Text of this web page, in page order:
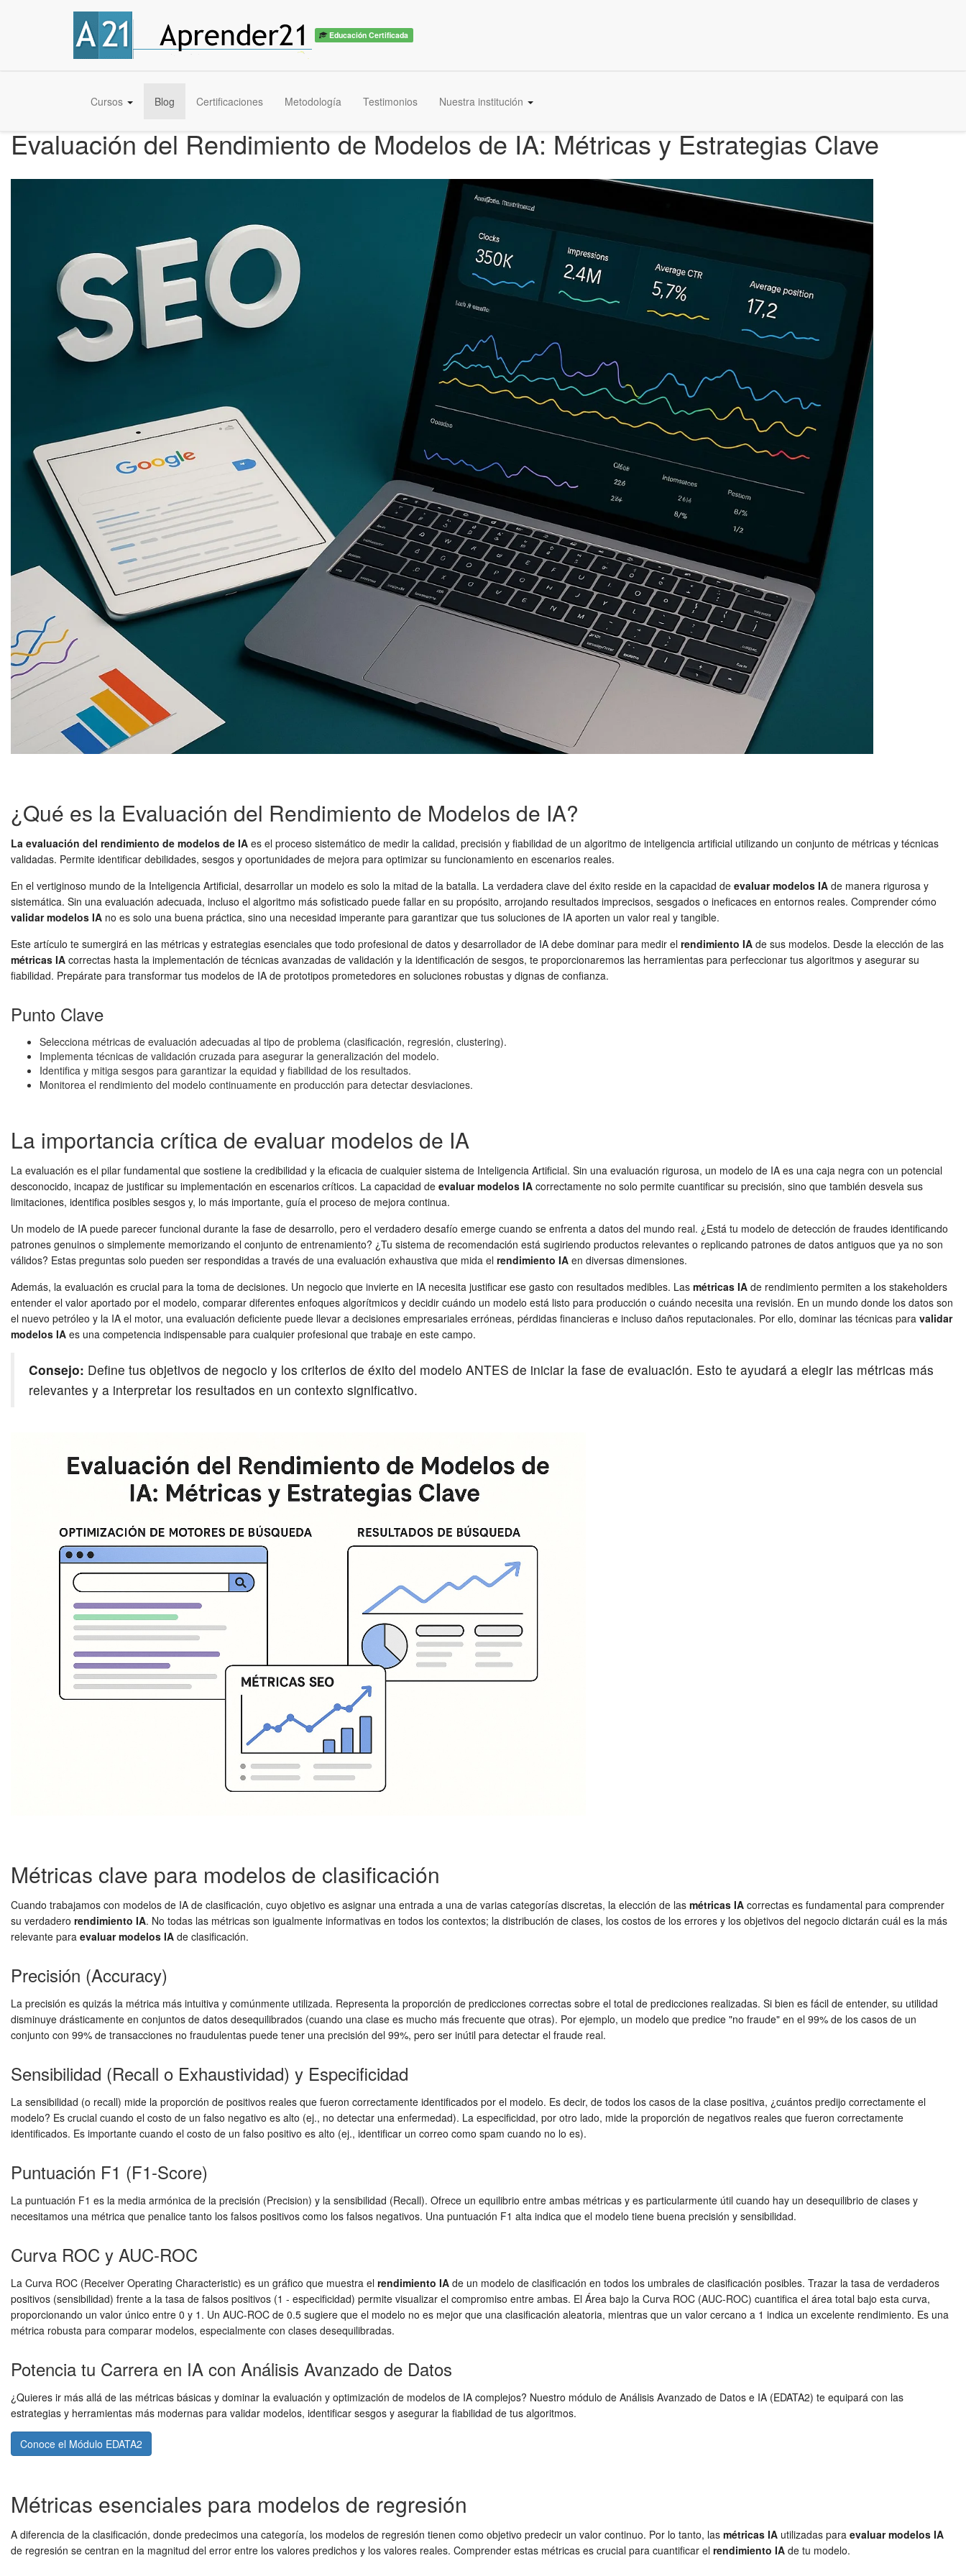
Educación Certificada
Cursos Blog Certificaciones Metodología Testimonios Nuestra institución
Evaluación del Rendimiento de Modelos de IA: Métricas y Estrategias Clave
¿Qué es la Evaluación del Rendimiento de Modelos de IA?
La evaluación del rendimiento de modelos de IA es el proceso sistemático de medir la calidad, precisión y fiabilidad de un algoritmo de inteligencia artificial utilizando un conjunto de métricas y técnicas
validadas. Permite identificar debilidades, sesgos y oportunidades de mejora para optimizar su funcionamiento en escenarios reales.
En el vertiginoso mundo de la Inteligencia Artificial, desarrollar un modelo es solo la mitad de la batalla. La verdadera clave del éxito reside en la capacidad de evaluar modelos IA de manera rigurosa y
sistemática. Sin una evaluación adecuada, incluso el algoritmo más sofisticado puede fallar en su propósito, arrojando resultados imprecisos, sesgados o ineficaces en entornos reales. Comprender cómo
validar modelos IA no es solo una buena práctica, sino una necesidad imperante para garantizar que tus soluciones de IA aporten un valor real y tangible.
Este artículo te sumergirá en las métricas y estrategias esenciales que todo profesional de datos y desarrollador de IA debe dominar para medir el rendimiento IA de sus modelos. Desde la elección de las
métricas IA correctas hasta la implementación de técnicas avanzadas de validación y la identificación de sesgos, te proporcionaremos las herramientas para perfeccionar tus algoritmos y asegurar su
fiabilidad. Prepárate para transformar tus modelos de IA de prototipos prometedores en soluciones robustas y dignas de confianza.
Punto Clave
Selecciona métricas de evaluación adecuadas al tipo de problema (clasificación, regresión, clustering).
Implementa técnicas de validación cruzada para asegurar la generalización del modelo.
Identifica y mitiga sesgos para garantizar la equidad y fiabilidad de los resultados.
Monitorea el rendimiento del modelo continuamente en producción para detectar desviaciones.
La importancia crítica de evaluar modelos de IA
La evaluación es el pilar fundamental que sostiene la credibilidad y la eficacia de cualquier sistema de Inteligencia Artificial. Sin una evaluación rigurosa, un modelo de IA es una caja negra con un potencial
desconocido, incapaz de justificar su implementación en escenarios críticos. La capacidad de evaluar modelos IA correctamente no solo permite cuantificar su precisión, sino que también desvela sus
limitaciones, identifica posibles sesgos y, lo más importante, guía el proceso de mejora continua.
Un modelo de IA puede parecer funcional durante la fase de desarrollo, pero el verdadero desafío emerge cuando se enfrenta a datos del mundo real. ¿Está tu modelo de detección de fraudes identificando
patrones genuinos o simplemente memorizando el conjunto de entrenamiento? ¿Tu sistema de recomendación está sugiriendo productos relevantes o replicando patrones de datos antiguos que ya no son
válidos? Estas preguntas solo pueden ser respondidas a través de una evaluación exhaustiva que mida el rendimiento IA en diversas dimensiones.
Además, la evaluación es crucial para la toma de decisiones. Un negocio que invierte en IA necesita justificar ese gasto con resultados medibles. Las métricas IA de rendimiento permiten a los stakeholders
entender el valor aportado por el modelo, comparar diferentes enfoques algorítmicos y decidir cuándo un modelo está listo para producción o cuándo necesita una revisión. En un mundo donde los datos son
el nuevo petróleo y la IA el motor, una evaluación deficiente puede llevar a decisiones empresariales erróneas, pérdidas financieras e incluso daños reputacionales. Por ello, dominar las técnicas para validar
modelos IA es una competencia indispensable para cualquier profesional que trabaje en este campo.
Consejo: Define tus objetivos de negocio y los criterios de éxito del modelo ANTES de iniciar la fase de evaluación. Esto te ayudará a elegir las métricas más
relevantes y a interpretar los resultados en un contexto significativo.
Métricas clave para modelos de clasificación
Cuando trabajamos con modelos de IA de clasificación, cuyo objetivo es asignar una entrada a una de varias categorías discretas, la elección de las métricas IA correctas es fundamental para comprender
su verdadero rendimiento IA. No todas las métricas son igualmente informativas en todos los contextos; la distribución de clases, los costos de los errores y los objetivos del negocio dictarán cuál es la más
relevante para evaluar modelos IA de clasificación.
Precisión (Accuracy)
La precisión es quizás la métrica más intuitiva y comúnmente utilizada. Representa la proporción de predicciones correctas sobre el total de predicciones realizadas. Si bien es fácil de entender, su utilidad
disminuye drásticamente en conjuntos de datos desequilibrados (cuando una clase es mucho más frecuente que otras). Por ejemplo, un modelo que predice "no fraude" en el 99% de los casos de un
conjunto con 99% de transacciones no fraudulentas puede tener una precisión del 99%, pero ser inútil para detectar el fraude real.
Sensibilidad (Recall o Exhaustividad) y Especificidad
La sensibilidad (o recall) mide la proporción de positivos reales que fueron correctamente identificados por el modelo. Es decir, de todos los casos de la clase positiva, ¿cuántos predijo correctamente el
modelo? Es crucial cuando el costo de un falso negativo es alto (ej., no detectar una enfermedad). La especificidad, por otro lado, mide la proporción de negativos reales que fueron correctamente
identificados. Es importante cuando el costo de un falso positivo es alto (ej., identificar un correo como spam cuando no lo es).
Puntuación F1 (F1-Score)
La puntuación F1 es la media armónica de la precisión (Precision) y la sensibilidad (Recall). Ofrece un equilibrio entre ambas métricas y es particularmente útil cuando hay un desequilibrio de clases y
necesitamos una métrica que penalice tanto los falsos positivos como los falsos negativos. Una puntuación F1 alta indica que el modelo tiene buena precisión y sensibilidad.
Curva ROC y AUC-ROC
La Curva ROC (Receiver Operating Characteristic) es un gráfico que muestra el rendimiento IA de un modelo de clasificación en todos los umbrales de clasificación posibles. Trazar la tasa de verdaderos
positivos (sensibilidad) frente a la tasa de falsos positivos (1 - especificidad) permite visualizar el compromiso entre ambas. El Área bajo la Curva ROC (AUC-ROC) cuantifica el área total bajo esta curva,
proporcionando un valor único entre 0 y 1. Un AUC-ROC de 0.5 sugiere que el modelo no es mejor que una clasificación aleatoria, mientras que un valor cercano a 1 indica un excelente rendimiento. Es una
métrica robusta para comparar modelos, especialmente con clases desequilibradas.
Potencia tu Carrera en IA con Análisis Avanzado de Datos
¿Quieres ir más allá de las métricas básicas y dominar la evaluación y optimización de modelos de IA complejos? Nuestro módulo de Análisis Avanzado de Datos e IA (EDATA2) te equipará con las
estrategias y herramientas más modernas para validar modelos, identificar sesgos y asegurar la fiabilidad de tus algoritmos.
Conoce el Módulo EDATA2
Métricas esenciales para modelos de regresión
A diferencia de la clasificación, donde predecimos una categoría, los modelos de regresión tienen como objetivo predecir un valor continuo. Por lo tanto, las métricas IA utilizadas para evaluar modelos IA
de regresión se centran en la magnitud del error entre los valores predichos y los valores reales. Comprender estas métricas es crucial para cuantificar el rendimiento IA de tu modelo.